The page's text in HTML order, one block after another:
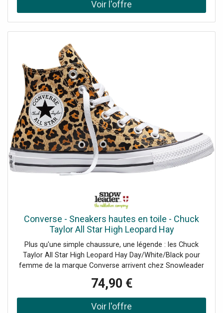
époques sans jamais prendre une ride. Indémodables et
personnalisables à l'infini, les Converse sont le reflet d'une
Leur toile légère et leur semelle souple vous offrent un
confort optimal tout au long de la journée. Du look casual
au style plus affirmé, elles s'adapteront à toutes vos
Converse - Sneakers hautes en toile - Chuck
Taylor All Star High Leopard Hay
Day/White/Black pour Femme - Taille 36 -
Orange
Plus qu'une simple chaussure, une légende : les Chuck
Taylor All Star High Leopard Hay Day/White/Black pour
femme de la marque Converse arrivent chez Snowleader
un style décontracté et authentique. Des terrains de
basket aux rues du monde entier, elles ont traversé les
époques sans jamais prendre une ride. Indémodables et
74,90 €